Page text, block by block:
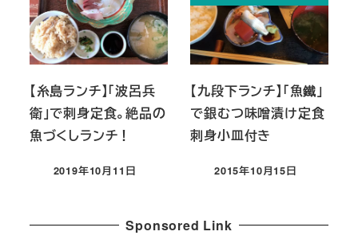
【糸島ランチ】「波呂兵
衛」で刺身定食。絶品の
魚づくしランチ！
投稿日
2019年10月11日
【九段下ランチ】「魚鐵」
で銀むつ味噌漬け定食
刺身小皿付き
投稿日
2015年10月15日
Sponsored Link